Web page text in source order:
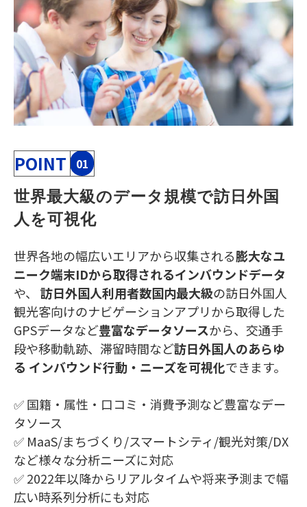
POINT 01
世界最大級のデータ規模で訪日外国
人を可視化
世界各地の幅広いエリアから収集される膨大なユ
ニーク端末IDから取得されるインバウンドデータ
や、 訪日外国人利用者数国内最大級の訪日外国人
観光客向けのナビゲーションアプリから取得した
GPSデータなど豊富なデータソースから、交通手
段や移動軌跡、滞留時間など訪日外国人のあらゆ
る インバウンド行動・ニーズを可視化できます。
✅ 国籍・属性・口コミ・消費予測など豊富なデー
タソース
✅ MaaS/まちづくり/スマートシティ/観光対策/DX
など様々な分析ニーズに対応
✅ 2022年以降からリアルタイムや将来予測まで幅
広い時系列分析にも対応